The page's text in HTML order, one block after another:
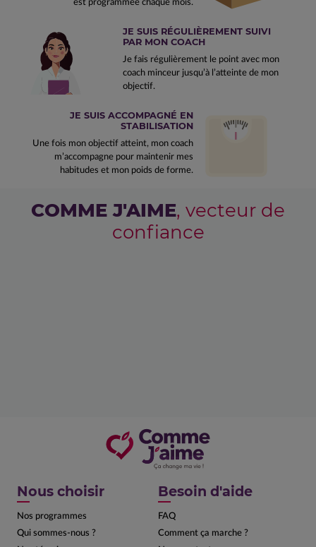
est programmée chaque mois.
JE SUIS RÉGULIÈREMENT SUIVI
PAR MON COACH
Je fais régulièrement le point avec mon
coach minceur jusqu’à l’atteinte de mon
objectif.
JE SUIS ACCOMPAGNÉ EN
STABILISATION
Une fois mon objectif atteint, mon coach
m’accompagne pour maintenir mes
habitudes et mon poids de forme.
COMME J'AIME, vecteur de
confiance
Nous choisir
Nos programmes
Qui sommes-nous ?
Besoin d'aide
FAQ
Comment ça marche ?